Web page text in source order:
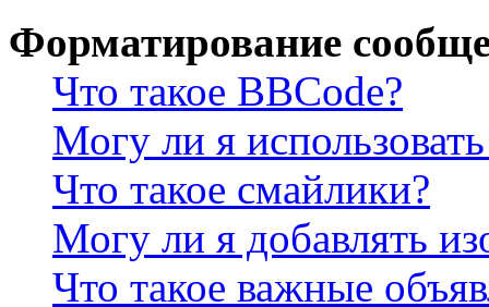
Форматирование
Что такое BBCode?
Могу ли я
Что такое смайлики?
Могу ли я добавлять
Что такое важные